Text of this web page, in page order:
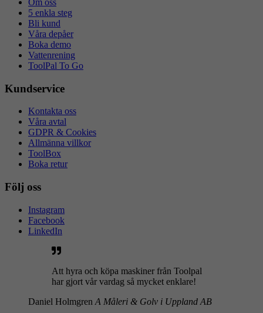
Om oss
5 enkla steg
Bli kund
Våra depåer
Boka demo
Vattenrening
ToolPal To Go
Kundservice
Kontakta oss
Våra avtal
GDPR & Cookies
Allmänna villkor
ToolBox
Boka retur
Följ oss
Instagram
Facebook
LinkedIn
Att hyra och köpa maskiner från Toolpal
har gjort vår vardag så mycket enklare!
Daniel Holmgren A Måleri & Golv i Uppland AB